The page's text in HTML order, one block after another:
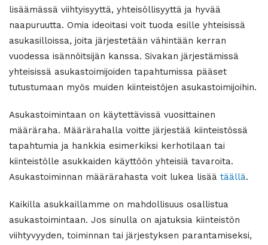
lisäämässä viihtyisyyttä, yhteisöllisyyttä ja hyvää
naapuruutta. Omia ideoitasi voit tuoda esille yhteisissä
asukasilloissa, joita järjestetään vähintään kerran
vuodessa isännöitsijän kanssa. Sivakan järjestämissä
yhteisissä asukastoimijoiden tapahtumissa pääset
tutustumaan myös muiden kiinteistöjen asukastoimijoihin.
Asukastoimintaan on käytettävissä vuosittainen
määräraha. Määrärahalla voitte järjestää kiinteistössä
tapahtumia ja hankkia esimerkiksi kerhotilaan tai
kiinteistölle asukkaiden käyttöön yhteisiä tavaroita.
Asukastoiminnan määrärahasta voit lukea lisää täällä.
Kaikilla asukkaillamme on mahdollisuus osallistua
asukastoimintaan. Jos sinulla on ajatuksia kiinteistön
viihtyvyyden, toiminnan tai järjestyksen parantamiseksi,